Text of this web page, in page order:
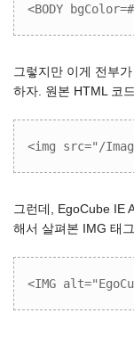
<BODY
그렇지만 이게 전부
하자. 원본 HTML 코
<img src="/
그런데, EgoCube IE
해서 살펴본 IMG 태
<IMG